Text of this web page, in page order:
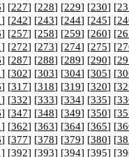
] [227] [228] [229] [230] [
] [242] [243] [244] [245] [
] [257] [258] [259] [260] [
] [272] [273] [274] [275] [
] [287] [288] [289] [290] [
] [302] [303] [304] [305] [
] [317] [318] [319] [320] [
] [332] [333] [334] [335] [
] [347] [348] [349] [350] [
] [362] [363] [364] [365] [
] [377] [378] [379] [380] [
] [392] [393] [394] [395] [